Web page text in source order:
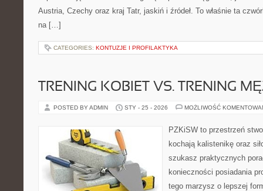
Austria, Czechy oraz kraj Tatr, jaskiń i źródeł. To właśnie ta
na […]
CATEGORIES: KONTUZJE I PROFILAKTYKA
TRENING KOBIET VS. TRENING
POSTED BY ADMIN STY - 25 - 2026 MOŻLIWOŚĆ
PZKiSW to przestrzeń
kochają kalistenikę oraz
szukasz praktycznych
konieczności posiadania
tego marzysz o lepszej